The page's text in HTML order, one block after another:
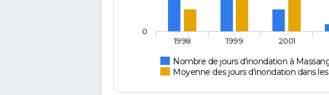
Nombre de jours d'inondation à
Moyenne des jours d'inondation dans
1998 1999 2001
0